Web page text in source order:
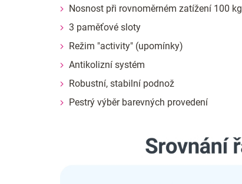
Nosnost při rovnoměrném zatížení 100 kg
3 paměťové sloty
Režim "activity" (upomínky)
Antikolizní systém
Robustní, stabilní podnož
Pestrý výběr barevných provedení